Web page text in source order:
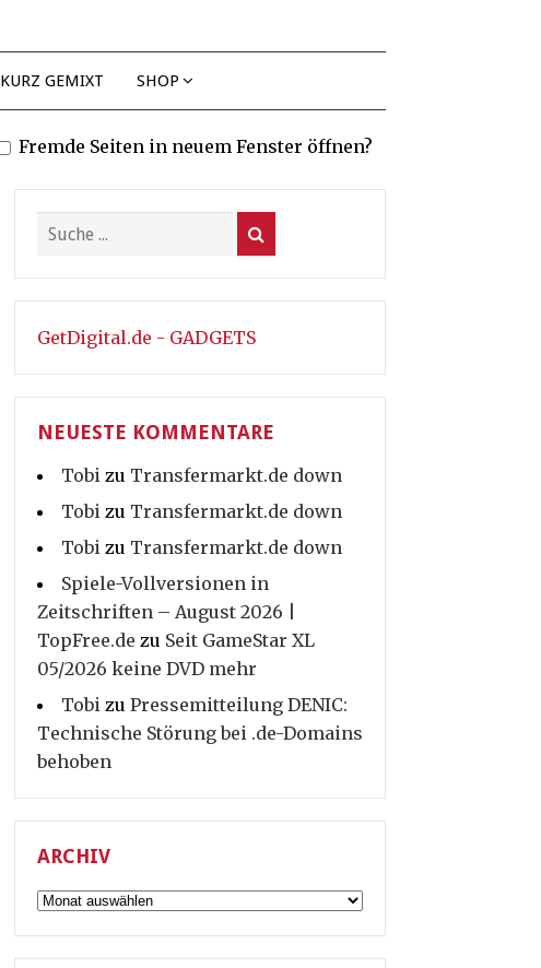
KURZ GEMIXT SHOP
Fremde Seiten in neuem Fenster öffnen?
GetDigital.de - GADGETS
NEUESTE KOMMENTARE
Tobi zu Transfermarkt.de down
Tobi zu Transfermarkt.de down
Tobi zu Transfermarkt.de down
Spiele-Vollversionen in
Zeitschriften – August 2026 |
TopFree.de zu Seit GameStar XL
05/2026 keine DVD mehr
Tobi zu Pressemitteilung DENIC:
Technische Störung bei .de-Domains
behoben
ARCHIV
Archiv